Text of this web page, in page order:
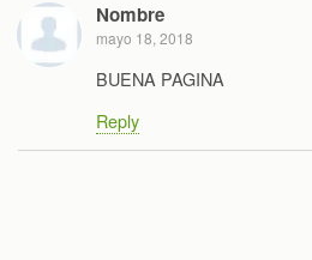
Nombre
mayo 18, 2018
BUENA PAGINA
Reply